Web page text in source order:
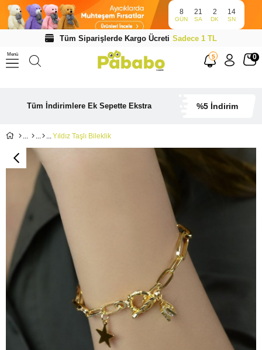
8
GÜN
21
SA
2
DK
13
SN
Tüm Siparişlerde Kargo Ücreti Sadece 1 TL
Menü 5 0
Tüm İndirimlere Ek Sepette Ekstra %5 İndirim
Yıldız Taşlı Bileklik